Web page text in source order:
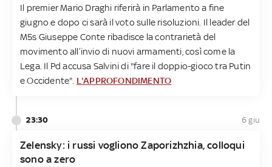
Il premier Mario Draghi riferirà in Parlamento a fine
giugno e dopo ci sarà il voto sulle risoluzioni. Il leader del
M5s Giuseppe Conte ribadisce la contrarietà del
movimento all’invio di nuovi armamenti, così come la
Lega. Il Pd accusa Salvini di "fare il doppio-gioco tra Putin
e Occidente". L'APPROFONDIMENTO
23:30 6 giu
Zelensky: i russi vogliono Zaporizhzhia, colloqui
sono a zero